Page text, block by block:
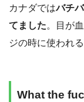
カナダではバチ
てました。目が
ジの時に使われる
What the